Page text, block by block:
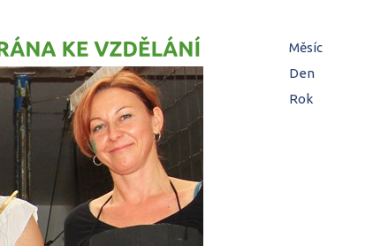
Měsíc
Den(aktivní
Rok